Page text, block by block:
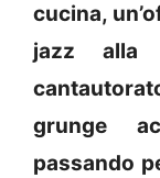
cucina,
jazz alla
grunge
passando